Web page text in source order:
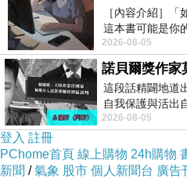
［內容介紹］
這本書可能是
（Adam Grant）
2026-08-05
這段話精闢地道
自我保護與活出
的平衡。 核心解
2026-08-05
登入 註冊
PChome首頁 線上購物 24h購物
新聞 /氣象 股市 個人新聞台 廣告